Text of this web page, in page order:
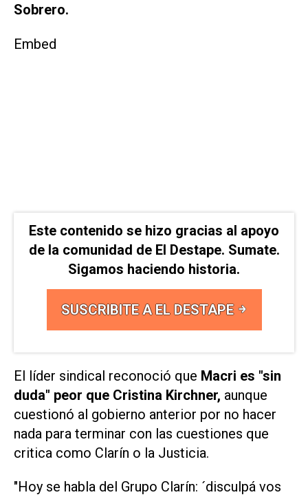
Sobrero.
Embed
Este contenido se hizo gracias al apoyo
de la comunidad de El Destape. Sumate.
Sigamos haciendo historia.
SUSCRIBITE A EL DESTAPE
El líder sindical reconoció que Macri es "sin
duda" peor que Cristina Kirchner, aunque
cuestionó al gobierno anterior por no hacer
nada para terminar con las cuestiones que
critica como Clarín o la Justicia.
"Hoy se habla del Grupo Clarín: ´disculpá vos